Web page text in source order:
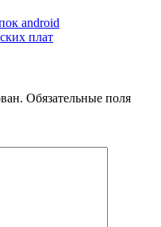
android
плат
Обязательные поля